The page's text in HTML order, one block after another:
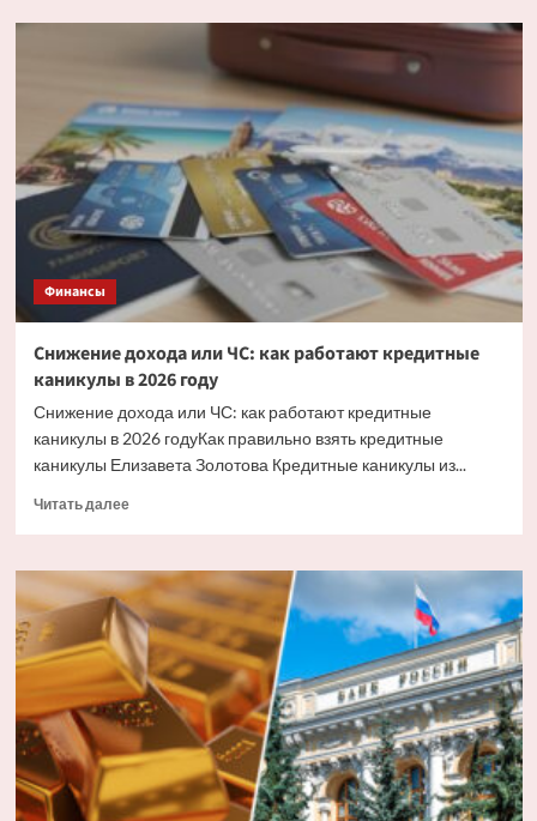
«Усиливает
устойчивость
как
рост
цен
на
золото
помогает
России
наращивать
резервы
Финансы
Снижение дохода или ЧС: как работают кредитные
каникулы в 2026 году
Снижение дохода или ЧС: как работают кредитные
каникулы в 2026 годуКак правильно взять кредитные
каникулы Елизавета Золотова Кредитные каникулы из...
Читать далееПрочитать
Снижение
дохода
или
ЧС:
как
работают
кредитные
каникулы
в
2026
году